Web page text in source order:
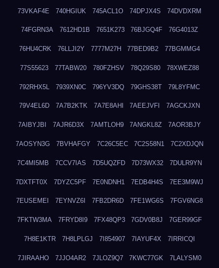
73VKAF4E 740HGIUK 745ACL1O 74DPJX4S 74DVDXRM
74FGRN3A 7612HD1B 7651K273 76BJGQ4F 76G4013Z
76HU4CRK 76LLJI2Y 7777M27H 77BED9B2 77BGMMG4
77S55623 77TABW20 780FZHSV 78Q29S80 78XWEZ88
792RHX5L 7939XN0C 796YV3DQ 79GHS38T 79L8YFMC
79V4EL6D 7A7B2KTK 7A7E8AHI 7AEEJVFI 7AGCKJXN
7AIBYJBI 7AJR6D3X 7AMTLOH9 7ANGKL8Z 7AOR3BJY
7AOSYN3G 7BVHAFGY 7C26C5EC 7C2S58N1 7C2XDJQN
7C4MI5MB 7CCV7IAS 7D5UQZFD 7D73WX32 7DULR9YN
7DXTFT0X 7DYZC5PF 7E0NDNH1 7EDB4H4S 7EE3M9WJ
7EUSEMEI 7EYNVZ6I 7FB2DR6D 7FE1WG6S 7FGV6NG8
7FKTW3MA 7FRYD8I9 7FX48QP3 7GDV0B8J 7GER99GF
7H8E1KTR 7H8LPLGJ 7I854907 7IAYUF4X 7IRRICQI
7JIRAAHO 7JJO4AR2 7JLOZ9Q7 7KWC77GK 7LALYSM0